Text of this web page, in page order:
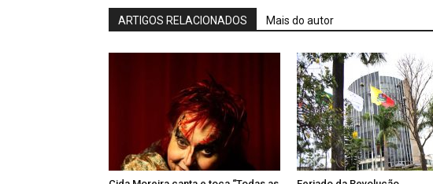
ARTIGOS RELACIONADOS Mais do autor